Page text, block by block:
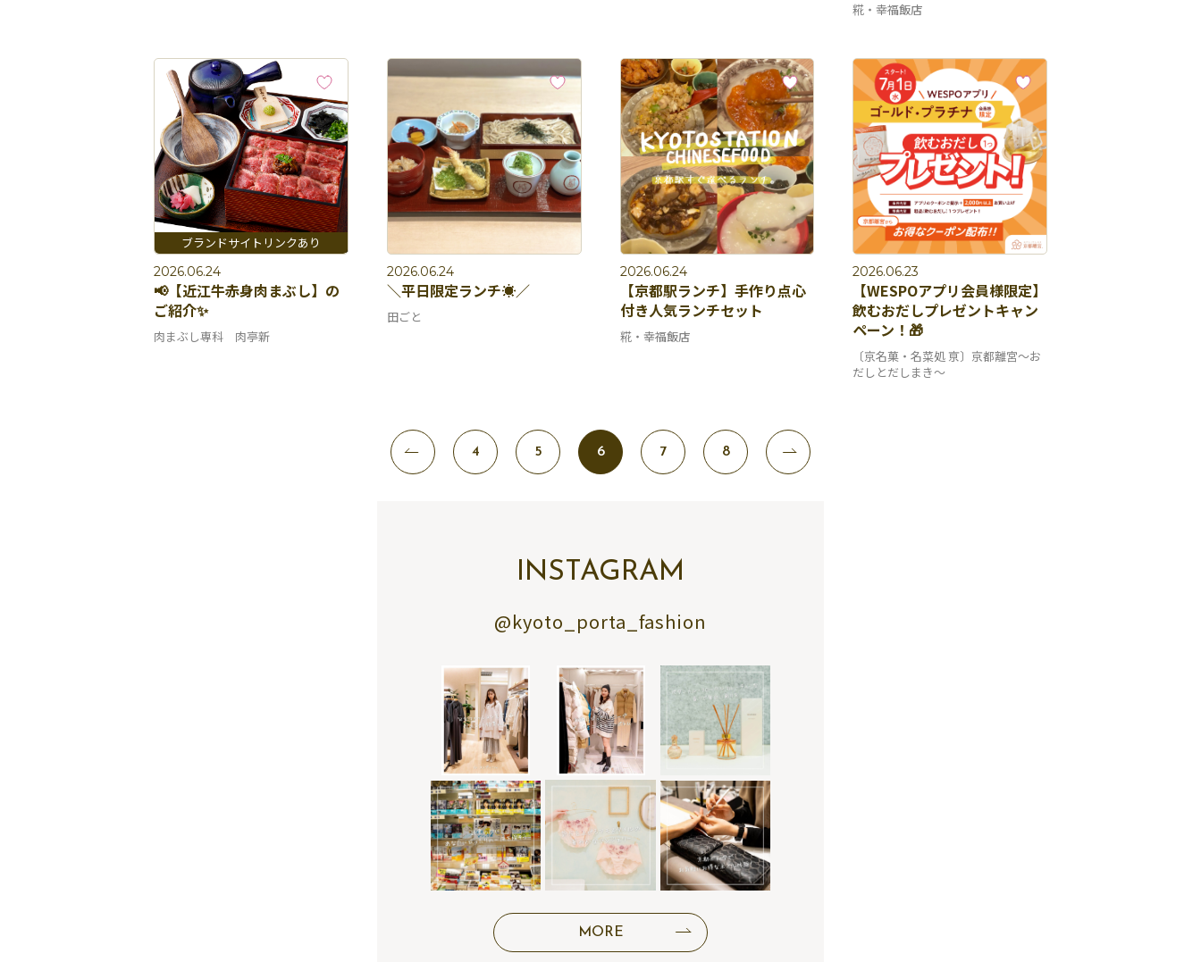
糀・幸福飯店
2026.06.24
📢【近江牛赤身肉まぶし】の
ご紹介✨
肉まぶし専科 肉亭新
2026.06.24
＼平日限定ランチ☀️／
田ごと
2026.06.24
【京都駅ランチ】手作り点心
付き人気ランチセット
糀・幸福飯店
2026.06.23
【WESPOアプリ会員様限定】
飲むおだしプレゼントキャン
ペーン！🎁
〔京名菓・名菜処 亰〕京都離宮～お
だしとだしまき～
4 5 6 7 8
INSTAGRAM
@kyoto_porta_fashion
MORE